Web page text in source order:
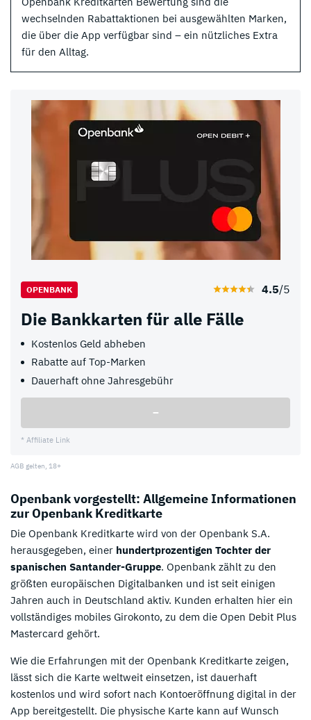
wechselnden Rabattaktionen bei ausgewählten Marken,
die über die App verfügbar sind – ein nützliches Extra
für den Alltag.
OPENBANK 4.5/5
Die Bankkarten für alle Fälle
Kostenlos Geld abheben
Rabatte auf Top-Marken
Dauerhaft ohne Jahresgebühr
–
* Affiliate Link
AGB gelten, 18+
Openbank vorgestellt: Allgemeine Informationen
zur Openbank Kreditkarte
Die Openbank Kreditkarte wird von der Openbank S.A.
herausgegeben, einer hundertprozentigen Tochter der
spanischen Santander-Gruppe. Openbank zählt zu den
größten europäischen Digitalbanken und ist seit einigen
Jahren auch in Deutschland aktiv. Kunden erhalten hier ein
vollständiges mobiles Girokonto, zu dem die Open Debit Plus
Mastercard gehört.
Wie die Erfahrungen mit der Openbank Kreditkarte zeigen,
lässt sich die Karte weltweit einsetzen, ist dauerhaft
kostenlos und wird sofort nach Kontoeröffnung digital in der
App bereitgestellt. Die physische Karte kann auf Wunsch